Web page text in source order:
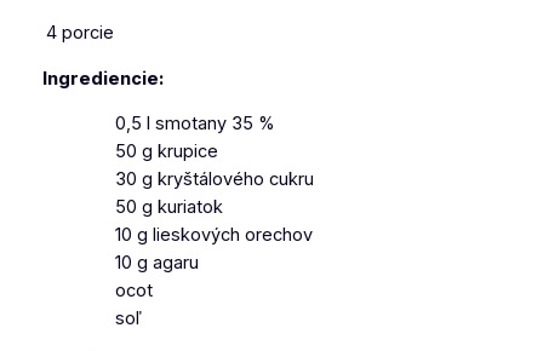
4 porcie
Ingrediencie:
0,5 l smotany 35 %
50 g krupice
30 g kryštálového cukru
50 g kuriatok
10 g lieskových orechov
10 g agaru
ocot
soľ